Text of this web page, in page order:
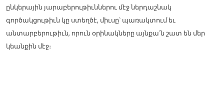
ընկերային յարաբերութիւններու մէջ ներդաշնակ
գործակցութիւն կը ստեղծէ, միւսը՝ պառակտում եւ
անտարբերութիւն, որուն օրինակները այնքա՛ն շատ են մեր
կեանքին մէջ։